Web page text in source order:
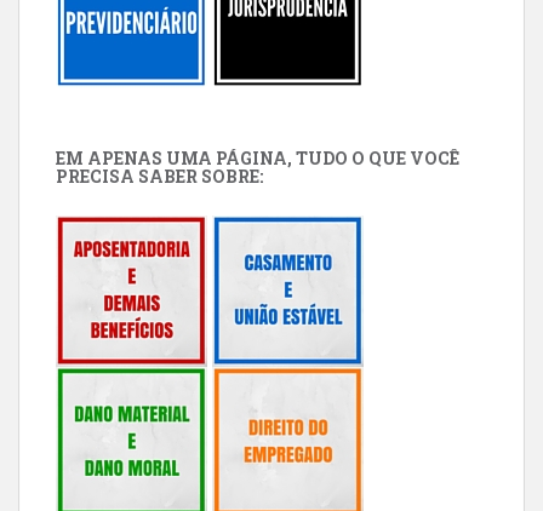
EM APENAS UMA PÁGINA, TUDO O QUE VOCÊ
PRECISA SABER SOBRE: